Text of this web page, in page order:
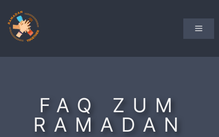
Inhalt
springen
FAQ ZUM
RAMADAN